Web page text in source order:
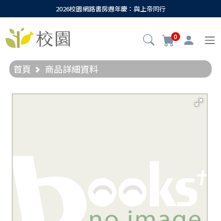
2026校園網路書房週年慶：與上帝同行
0
首頁 商品詳細資料